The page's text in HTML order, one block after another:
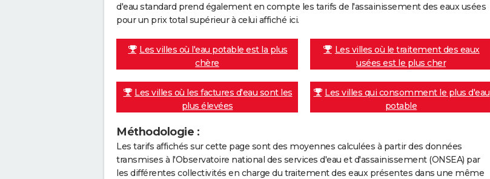
d'eau standard prend également en compte les tarifs de l'assainissement des eaux usées
pour un prix total supérieur à celui affiché ici.
Les villes où l'eau potable est la plus
chère
Les villes où le traitement des eaux
usées est le plus cher
Les villes où les factures d'eau sont les
plus élevées
Les villes qui consomment le plus d'eau
potable
Méthodologie :
Les tarifs affichés sur cette page sont des moyennes calculées à partir des données
transmises à l'Observatoire national des services d'eau et d'assainissement (ONSEA) par
les différentes collectivités en charge du traitement des eaux présentes dans une même